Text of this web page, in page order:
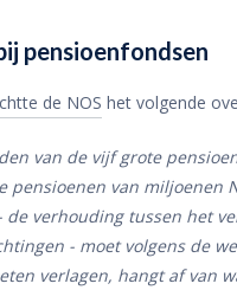
pensioenfondsen
de NOS het volgende
van de vijf grote
pensioenen van
de verhouding tussen het
- moet volgens de
verlagen, hangt af van